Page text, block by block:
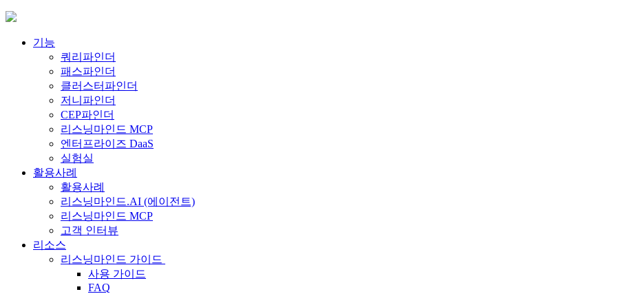
Skip
content기능
쿼리파인더
패스파인더
클러스터파인더
저니파인더
CEP파인더
리스닝마인드 MCP
엔터프라이즈 DaaS
실험실
활용사례
활용사례
리스닝마인드.AI (에이전트)
리스닝마인드 MCP
고객 인터뷰
리소스
리스닝마인드 가이드
사용 가이드
FAQ